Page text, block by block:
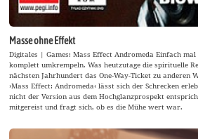
Masse ohne Effekt
Digitales | Games: Mass Effect Andromeda Einfach
komplett umkrempeln. Was heutzutage die spirituelle
nächsten Jahrhundert das One-Way-Ticket zu anderen
›Mass Effect: Andromeda‹ lässt sich der Schrecken
nicht der Version aus dem Hochglanzprospekt
mitgereist und fragt sich, ob es die Mühe wert war.